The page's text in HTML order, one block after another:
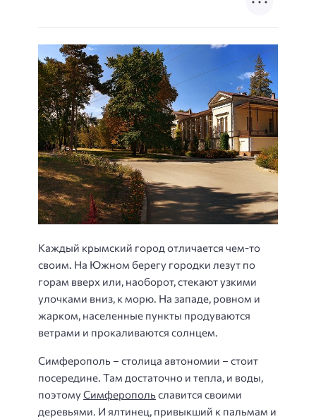
Каждый крымский город отличается чем-то
своим. На Южном берегу городки лезут по
горам вверх или, наоборот, стекают узкими
улочками вниз, к морю. На западе, ровном и
жарком, населенные пункты продуваются
ветрами и прокаливаются солнцем.
Симферополь – столица автономии – стоит
посередине. Там достаточно и тепла, и воды,
поэтомуСимферопольславится своими
деревьями. И ялтинец, привыкший к пальмам и